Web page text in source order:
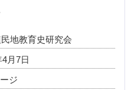
地教育史研究会
4月7日
ジ